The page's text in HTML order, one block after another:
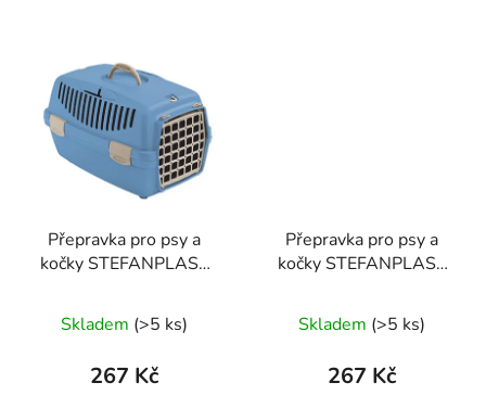
Přepravka pro psy a
kočky STEFANPLAST
48x32x31cm, modrá
Skladem (>5 ks)
267 Kč
Přepravka pro psy a
kočky STEFANPLAST
48x32x31cm, šedá
Skladem (>5 ks)
267 Kč